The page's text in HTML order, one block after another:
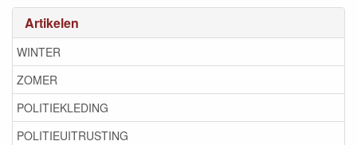
Artikelen
WINTER
ZOMER
POLITIEKLEDING
POLITIEUITRUSTING